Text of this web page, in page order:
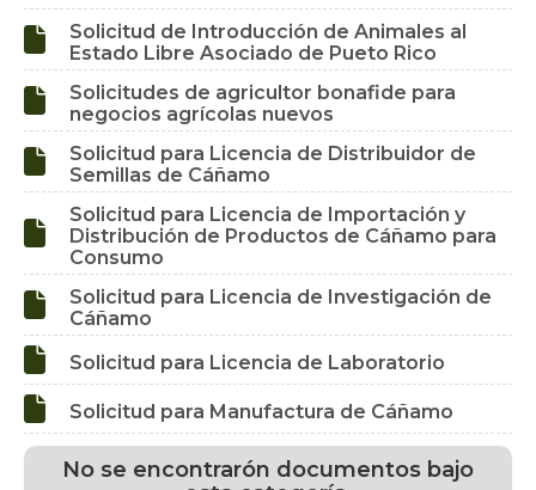

Solicitud de Introducción de Animales al
Estado Libre Asociado de Pueto Rico

Solicitudes de agricultor bonafide para
negocios agrícolas nuevos

Solicitud para Licencia de Distribuidor de
Semillas de Cáñamo

Solicitud para Licencia de Importación y
Distribución de Productos de Cáñamo para
Consumo

Solicitud para Licencia de Investigación de
Cáñamo
 Solicitud para Licencia de Laboratorio
 Solicitud para Manufactura de Cáñamo
No se encontrarón documentos bajo